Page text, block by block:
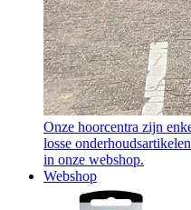
Onze hoorcentra zijn
losse
in onze webshop.
Webshop